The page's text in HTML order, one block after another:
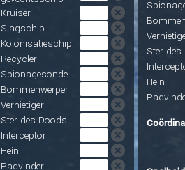
Kruiser
Slagschip
Kolonisatieschip
Recycler
Spionagesonde
Bommenwerper
Vernietiger
Ster des Doods
Interceptor
Hein
Padvinder
Ster
Hein